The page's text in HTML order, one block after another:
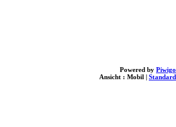
Powered by Piwigo
Ansicht : Mobil | Standard